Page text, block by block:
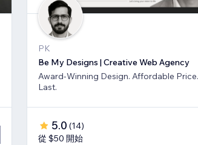
PK
Be My Designs | Creative Web Agency
Award-Winning Design. Affordable
Last.
5.0 (14)
從 $50 開始